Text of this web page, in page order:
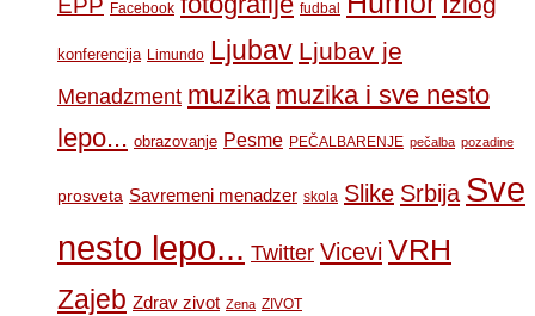
EPP Facebook fudbal
konferencija Limundo Ljubav Ljubav je
Menadzment muzika muzika i sve nesto
lepo... obrazovanje Pesme PEČALBARENJE pečalba pozadine
prosveta Savremeni menadzer skola Slike Srbija Sve
nesto lepo... Twitter Vicevi VRH
Zajeb Zdrav zivot Zena ZIVOT